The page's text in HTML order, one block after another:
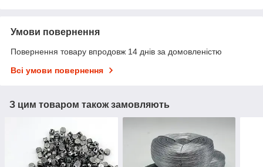
Умови повернення
Повернення товару впродовж 14 днів за домовленістю
Всі умови повернення
З цим товаром також замовляють